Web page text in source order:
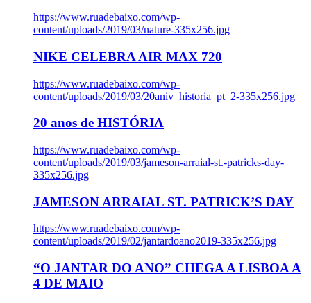
https://www.ruadebaixo.com/wp-
content/uploads/2019/03/nature-335x256.jpg
NIKE CELEBRA AIR MAX 720
https://www.ruadebaixo.com/wp-
content/uploads/2019/03/20aniv_historia_pt_2-335x256.jpg
20 anos de HISTÓRIA
https://www.ruadebaixo.com/wp-
content/uploads/2019/03/jameson-arraial-st.-patricks-day-
335x256.jpg
JAMESON ARRAIAL ST. PATRICK’S DAY
https://www.ruadebaixo.com/wp-
content/uploads/2019/02/jantardoano2019-335x256.jpg
“O JANTAR DO ANO” CHEGA A LISBOA A
4 DE MAIO